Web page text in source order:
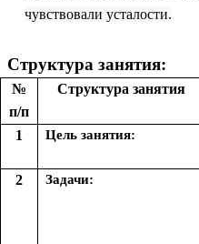
чувствовали усталости.
Структура занятия:
№
п/п
Структура занятия
1 Цель занятия:
2 Задачи: